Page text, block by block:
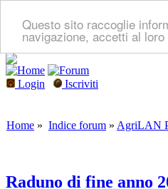
Questo sito raccoglie
navigazione, accetti al
Login Iscriviti
Home » Indice forum » AgriLAN
Raduno di fine anno